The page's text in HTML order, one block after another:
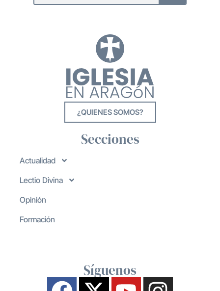
¿QUIENES SOMOS?
Secciones
Actualidad
Lectio Divina
Opinión
Formación
Síguenos